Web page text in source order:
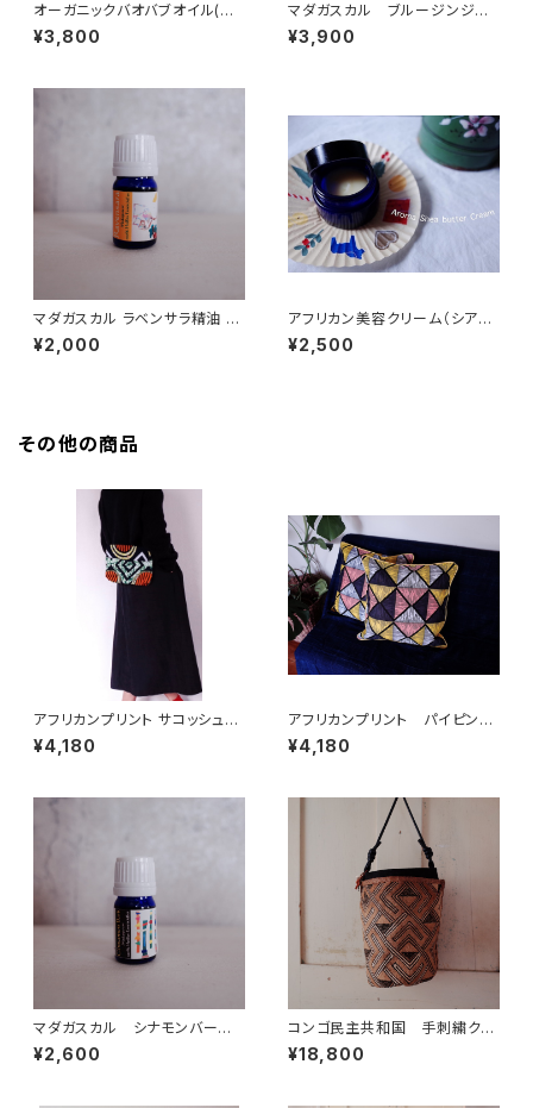
オーガニックバオバブオイル(セ
ネガル産) 100ml
¥3,800
マダガスカル ブルージンジャ
ー精油 10ml オーガニック
¥3,900
マダガスカル ラベンサラ精油 5
ml オーガニック
¥2,000
アフリカン美容クリーム（シアバ
ター + バオバブオイル + マダガ
スカル精油)
¥2,500
その他の商品
アフリカンプリント サコッシュ
orange mirrors in green
¥4,180
アフリカンプリント パイピング
仕上げクッションカバー charmi
ng triangles
¥4,180
マダガスカル シナモンバーク
精油 5ml オーガニック
¥2,600
コンゴ民主共和国 手刺繍クバ
クロス ショルダーバッグ 大
¥18,800